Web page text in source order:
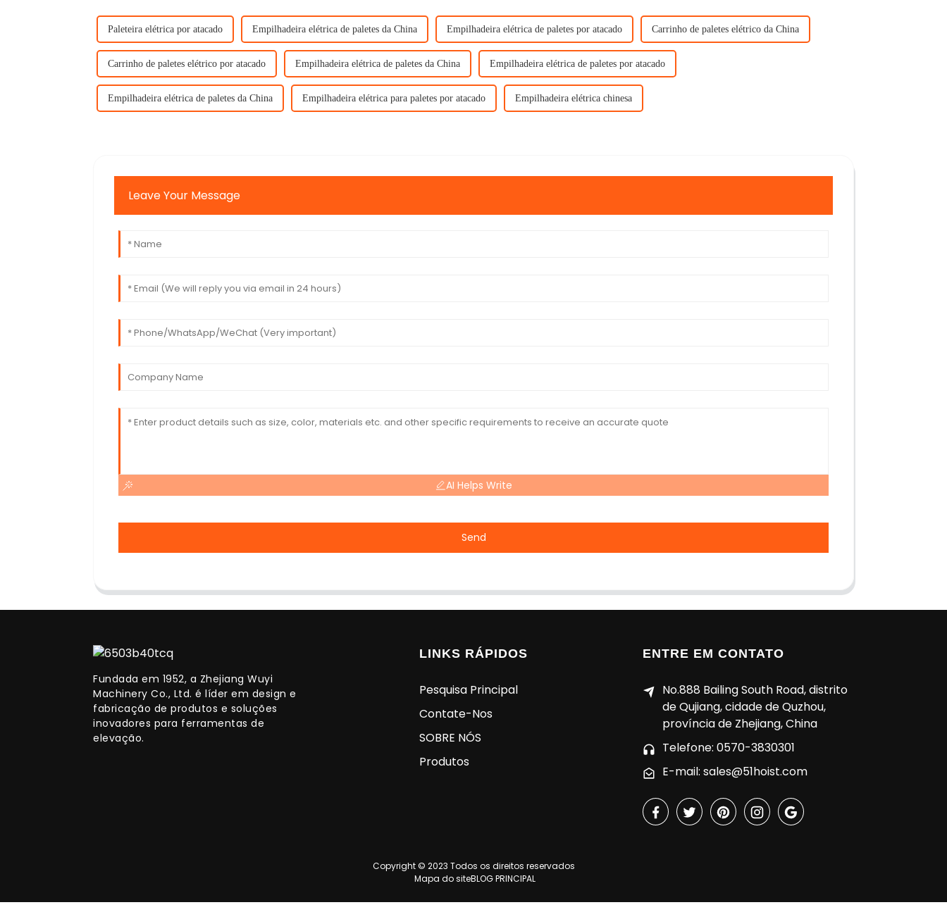
Paleteira elétrica por atacado Empilhadeira elétrica de paletes da China Empilhadeira elétrica de paletes por atacado Carrinho de paletes elétrico da China
Carrinho de paletes elétrico por atacado Empilhadeira elétrica de paletes da China Empilhadeira elétrica de paletes por atacado
Empilhadeira elétrica de paletes da China Empilhadeira elétrica para paletes por atacado Empilhadeira elétrica chinesa
Leave Your Message
AI Helps Write
Send
Fundada em 1952, a Zhejiang Wuyi
Machinery Co., Ltd. é líder em design e
fabricação de produtos e soluções
inovadores para ferramentas de
elevação.
LINKS RÁPIDOS
Pesquisa Principal
Contate-Nos
SOBRE NÓS
Produtos
ENTRE EM CONTATO
No.888 Bailing South Road, distrito
de Qujiang, cidade de Quzhou,
província de Zhejiang, China
Telefone: 0570-3830301
E-mail: sales@51hoist.com
Copyright © 2023 Todos os direitos reservados
Mapa do siteBLOG PRINCIPAL